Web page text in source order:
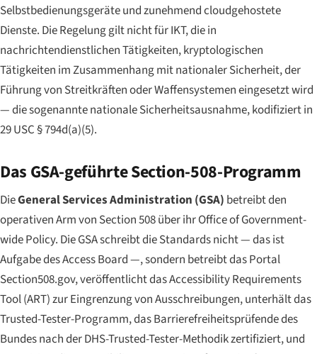
Selbstbedienungsgeräte und zunehmend cloudgehostete
Dienste. Die Regelung gilt nicht für IKT, die in
nachrichtendienstlichen Tätigkeiten, kryptologischen
Tätigkeiten im Zusammenhang mit nationaler Sicherheit, der
Führung von Streitkräften oder Waffensystemen eingesetzt wird
— die sogenannte nationale Sicherheitsausnahme, kodifiziert in
29 USC § 794d(a)(5).
Das GSA-geführte Section-508-Programm
DieGeneral Services Administration (GSA) betreibt den
operativen Arm von Section 508 über ihr Office of Government-
wide Policy. Die GSA schreibt die Standards nicht — das ist
Aufgabe des Access Board —, sondern betreibt das Portal
Section508.gov, veröffentlicht das Accessibility Requirements
Tool (ART) zur Eingrenzung von Ausschreibungen, unterhält das
Trusted-Tester-Programm, das Barrierefreiheitsprüfende des
Bundes nach der DHS-Trusted-Tester-Methodik zertifiziert, und